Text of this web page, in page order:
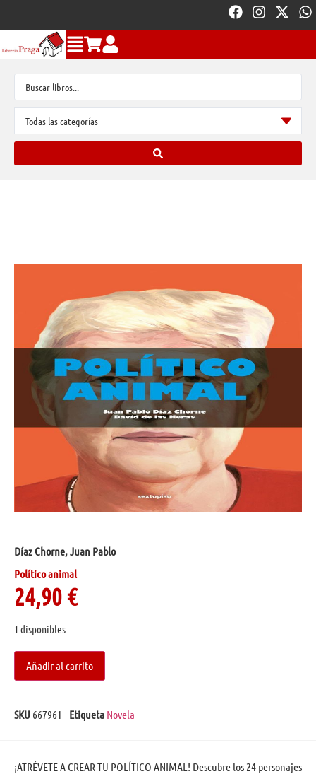
Díaz Chorne, Juan Pablo
Político animal
24,90€
1 disponibles
Añadir al carrito
SKU 667961 Etiqueta Novela
¡ATRÉVETE A CREAR TU POLÍTICO ANIMAL! Descubre los 24 personajes